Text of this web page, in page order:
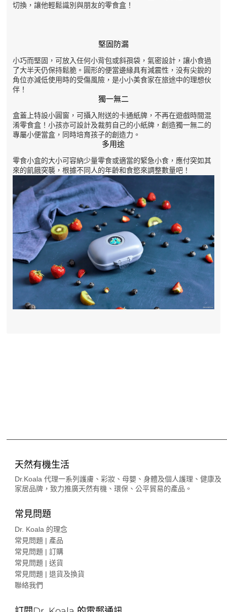
切換，讓他輕鬆識別與朋友的零食盒 ！
堅固防漏
小巧而堅固，可放入任何小背包或斜孭袋，氣密設計，讓小食過
了大半天仍保持鬆脆。圓形的便當邊緣具有減震性，没有尖銳的
角位亦減低使用時的受傷風險，是小小美食家在旅途中的理想伙
伴！
獨一無二
盒蓋上特設小圓窗，可攝入附送的卡通紙牌，不再在遊戲時間混
淆零食盒！小孩亦可設計及裁剪自己的小紙牌，創造獨一無二的
專屬小便當盒， 同時培育孩子的創造力。
多用途
零食小盒的大小可容納少量零食或適當的緊急小食，應付突如其
來的飢餓突襲，根據不同人的年齡和食慾來調整數量吧！
天然有機生活
Dr.Koala 代理一系列護膚、彩妝、母嬰、身體及個人護理、健康及
家居品牌，致力推廣天然有機、環保、公平貿易的產品。
常見問題
Dr. Koala 的理念
常見問題 | 產品
常見問題 | 訂購
常見問題 | 送貨
常見問題 | 退貨及換貨
聯絡我們